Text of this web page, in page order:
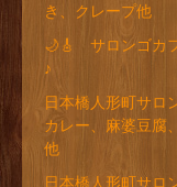
き、クレープ他
🌙🎸 サロンゴカ
♪
日本橋人形町サロ
カレー、麻婆豆腐
他
日本橋人形町サロ